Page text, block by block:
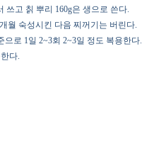
쓰고 칡 뿌리 160g은 생으로 쓴다.
월 숙성시킨 다음 찌꺼기는 버린다.
로 1일 2~3회 2~3일 정도 복용한다.
다.